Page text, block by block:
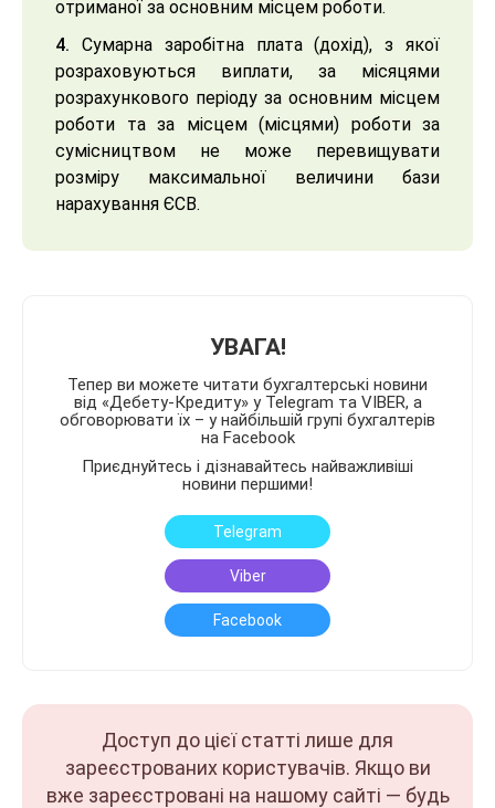
отриманої за основним місцем роботи.
4. Сумарна заробітна плата (дохід), з якої
розраховуються виплати, за місяцями
розрахункового періоду за основним місцем
роботи та за місцем (місцями) роботи за
сумісництвом не може перевищувати
розміру максимальної величини бази
нарахування ЄСВ.
УВАГА!
Тепер ви можете читати бухгалтерські новини
від «Дебету-Кредиту» у Telegram та VIBER, а
обговорювати їх – у найбільшій групі бухгалтерів
на Facebook
Приєднуйтесь і дізнавайтесь найважливіші
новини першими!
Telegram
Viber
Facebook
Доступ до цієї статті лише для
зареєстрованих користувачів. Якщо ви
вже зареєстровані на нашому сайті — будь